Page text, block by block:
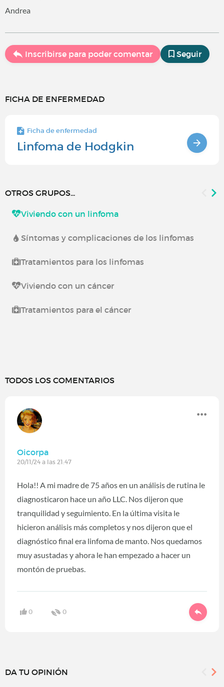
Andrea
Inscribirse para poder comentar Seguir
FICHA DE ENFERMEDAD
Ficha de enfermedad
Linfoma de Hodgkin
OTROS GRUPOS...
Viviendo con un linfoma
Síntomas y complicaciones de los linfomas
Tratamientos para los linfomas
Viviendo con un cáncer
Tratamientos para el cáncer
TODOS LOS COMENTARIOS
Oicorpa
20/11/24 a las 21:47
Hola!! A mi madre de 75 años en un análisis de rutina le
diagnosticaron hace un año LLC. Nos dijeron que
tranquilidad y seguimiento. En la última visita le
hicieron análisis más completos y nos dijeron que el
diagnóstico final era linfoma de manto. Nos quedamos
muy asustadas y ahora le han empezado a hacer un
montón de pruebas.
0 0
DA TU OPINIÓN